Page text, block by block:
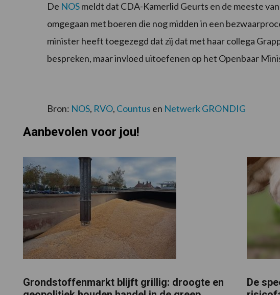
De NOSmeldt dat CDA-Kamerlid Geurts en de meeste
omgegaan met boeren die nog midden in een
minister heeft toegezegd dat zij dat met haar collega
bespreken, maar invloed uitoefenen op het Openbaar
Bron: NOS, RVO, Countus en Netwerk GRONDIG
Aanbevolen voor jou!
Grondstoffenmarkt blijft grillig: droogte en
De